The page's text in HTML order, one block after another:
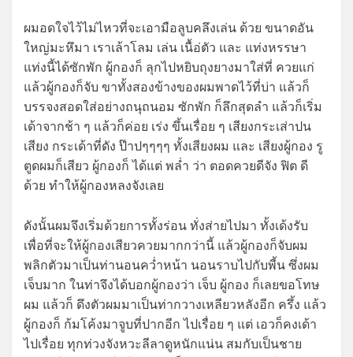
ผมอดใจไว้ไม่ไหวที่จะเอามือลูบคลึงเล่น ด้วย ขนาดอัน
ใหญ่มะหึมา เราเล้าโลม เล่น เนื้อ่ตัว และ แท่งหรรษา
แท่งนี้ได้ซักพัก ผู้กองก็ ลุกไปหยิบถุงยางมาใส่ที่ ควยแก่
แล้วผู้กองก็จับ ขาทั้งสองข้างของผมพาดไว้ที่บ่า แล้วก็
บรรจงสอดใส่อย่างถนุถนอม ซักพัก ก็ลึกสุดลำ แล้วก็เริ่ม
เด้าจากช้า ๆ แล้วก็ค่อย เร่ง ขึ้นเรื่อย ๆ เสียงกระเส่าปน
เสียง กระเด้าที่ดัง ป๊าปๆๆๆๆ ทั้งเสียงผม และ เสียงผู้กอง รู
ตูดผมก็เสียว ผู้กองก็ ได้แต่ พล่ำ ว่า ตอดควยดีจัง ฟิต ดี
ด้วย ทำให้ผู้กองหลงจังเลย
ดังนั้นผมจึงเริ่มด้วยการทั้งร่อน ทั่งส่ายไปมา ทั้งเด้งรับ
เพื่อที่จะให้ผู้กองเสียวควยมากกว่านี้ แล้วผู้กองก็จับผม
พลิกตัวมาเป็นท่านอนคว่ำหน้า นอนราบไปกับพี้น ซึ่งผม
เจ็บมาก ในท่าจึงได้บอกผู้กองว่า เจ็บ ผู้กอง ก็เลยขอโทษ
ผม แล้วก็ ดึงตัวผมมาเป็นท่ากวางเหลียวหลังอีก ครึ้ง แล้ว
ผู้กองก็ ก้มโค้งมาจูบที่ปากอีก ไปเรื่อย ๆ แต่ เอวก็คงเด้า
ไปเรื่อย ทุกท่วงจังหวะลีลาดูหนักแน่น สมกับเป็นชาย